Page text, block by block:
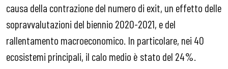
causa della contrazione del numero di exit, un effetto delle
sopravvalutazioni del biennio 2020-2021, e del
rallentamento macroeconomico. In particolare, nei 40
ecosistemi principali, il calo medio è stato del 24%.